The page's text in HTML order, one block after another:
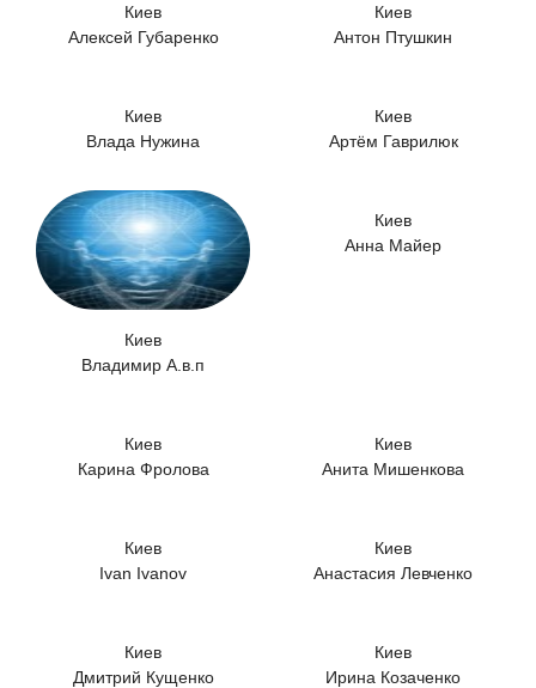
Киев
Алексей Губаренко
Киев
Антон Птушкин
Киев
Влада Нужина
Киев
Артём Гаврилюк
Киев
Владимир А.в.п
Киев
Анна Майер
Киев
Карина Фролова
Киев
Анита Мишенкова
Киев
Ivan Ivanov
Киев
Анастасия Левченко
Киев
Дмитрий Кущенко
Киев
Ирина Козаченко